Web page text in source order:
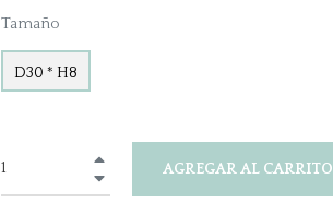
Tamaño
D30 * H8
AGREGAR AL CARRITO